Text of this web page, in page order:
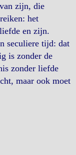
zijn, die
het
en zijn.
seculiere tijd: dat
is zonder de
zonder liefde
maar ook moet